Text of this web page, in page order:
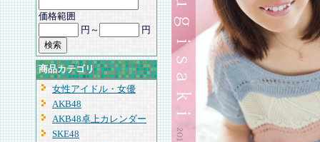
価格範囲
円～
円
商品カテゴリ
女性アイドル・女優
AKB48
AKB48卓上カレンダー
SKE48